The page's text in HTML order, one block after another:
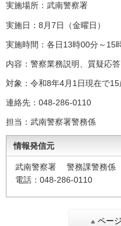
実施場所：武南警察署
実施日：8月7日（金曜日）
実施時間：各日13時00分～15
内容：警察業務説明、質疑応
対象：令和8年4月1日現在で
連絡先：048-286-0110
担当：武南警察署警務係
情報発信元
武南警察署 警務課警務係
電話：048-286-0110
ペー